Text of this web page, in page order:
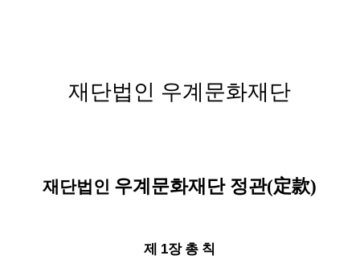
재단법인 우계문화재단
재단법인 우계문화재단 정관(定款)
제 1장 총 칙